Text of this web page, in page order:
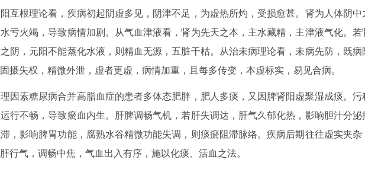
互根理论看，疾病初起阴虚多见，阴津不足，为虚热所灼，受损愈甚。肾为人体阴中
亏火竭，导致病情加剧。从气血津液看，肾为先天之本，主水藏精，主津液气化。若
阴，元阳不能蒸化水液，则精血无源，五脏干枯。从治未病理论看，未病先防，既病
摄失权，精微外泄，虚者更虚，病情加重，且每多传变，本虚标实，易见合病。
因素糖尿病合并高脂血症的患者多体态肥胖，肥人多痰，又因脾肾阳虚聚湿成痰。污
行不畅，导致瘀血内生。肝脾调畅气机，若肝失调达，肝气久郁化热，影响胆汁分泌
，影响脾胃功能，腐熟水谷精微功能失调，则痰瘀阻滞脉络。疾病后期往往虚实夹杂
行气，调畅中焦，气血出入有序，施以化痰、活血之法。